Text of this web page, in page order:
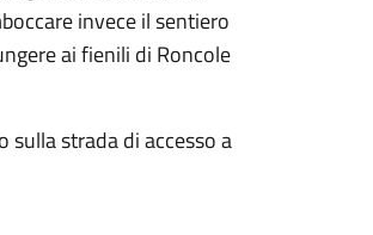
invece il sentiero
ai fienili di Roncole
strada di accesso a